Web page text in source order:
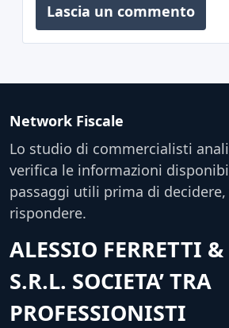
Lascia un commento
Network Fiscale
Lo studio di commercialisti
verifica le informazioni
passaggi utili prima di
rispondere.
ALESSIO FERRETTI
S.R.L. SOCIETA’ TRA
PROFESSIONISTI